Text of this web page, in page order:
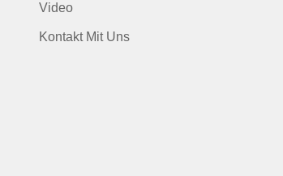
Video
Kontakt Mit Uns